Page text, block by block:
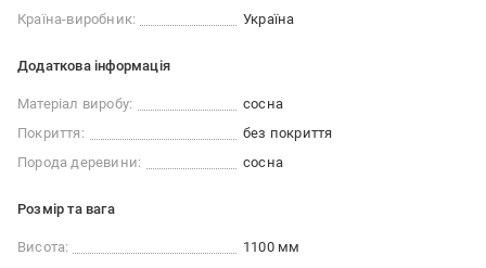
Країна-виробник:
Україна
Додаткова інформація
Матеріал виробу:
сосна
Покриття:
без покриття
Порода деревини:
сосна
Розмір та вага
Висота: 1100 мм